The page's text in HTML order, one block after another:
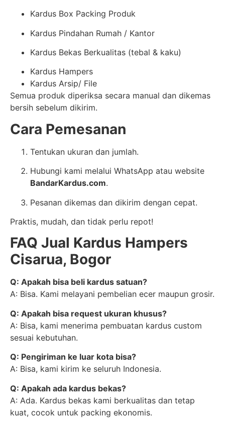
Kardus Box Packing Produk
Kardus Pindahan Rumah / Kantor
Kardus Bekas Berkualitas (tebal & kaku)
Kardus Hampers
Kardus Arsip/ File
Semua produk diperiksa secara manual dan dikemas
bersih sebelum dikirim.
Cara Pemesanan
Tentukan ukuran dan jumlah.
Hubungi kami melalui WhatsApp atau website
BandarKardus.com.
Pesanan dikemas dan dikirim dengan cepat.
Praktis, mudah, dan tidak perlu repot!
FAQ Jual Kardus Hampers
Cisarua, Bogor
Q: Apakah bisa beli kardus satuan?
A: Bisa. Kami melayani pembelian ecer maupun grosir.
Q: Apakah bisa request ukuran khusus?
A: Bisa, kami menerima pembuatan kardus custom
sesuai kebutuhan.
Q: Pengiriman ke luar kota bisa?
A: Bisa, kami kirim ke seluruh Indonesia.
Q: Apakah ada kardus bekas?
A: Ada. Kardus bekas kami berkualitas dan tetap
kuat, cocok untuk packing ekonomis.